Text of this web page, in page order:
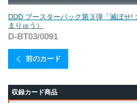
前のカード
DDD ブースターパック第３弾「滅ぼせ!
まりゅう）
D-BT03/0091
収録カード商品